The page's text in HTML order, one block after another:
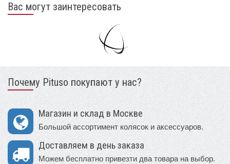
Вас могут заинтересовать
Почему Pituso покупают у нас?
Магазин и склад в Москве
Большой ассортимент колясок и аксессуаров.
Доставляем в день заказа
Можем бесплатно привезти два товара на выбор.